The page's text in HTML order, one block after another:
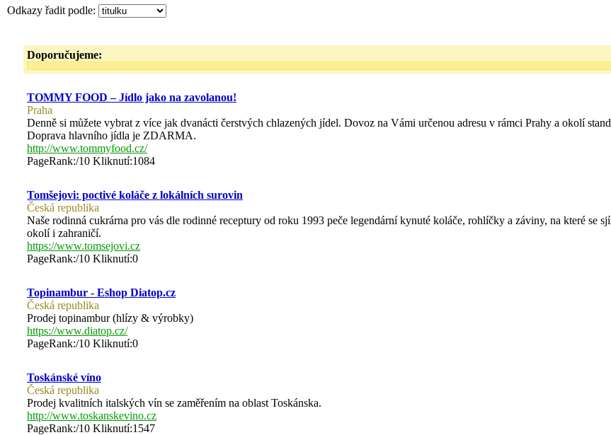
Odkazy řadit podle:
Doporučujeme:
TOMMY FOOD – Jídlo jako na zavolanou!
Praha
Denně si můžete vybrat z více jak dvanácti čerstvých chlazených jídel. Dovoz na Vámi určenou adresu v rámci Prahy a okolí
Doprava hlavního jídla je ZDARMA.
http://www.tommyfood.cz/
PageRank:/10 Kliknutí:1084
Tomšejovi: poctivé koláče z lokálních surovin
Česká republika
Naše rodinná cukrárna pro vás dle rodinné receptury od roku 1993 peče legendární kynuté koláče, rohlíčky a záviny, na které se
okolí i zahraničí.
https://www.tomsejovi.cz
PageRank:/10 Kliknutí:0
Topinambur - Eshop Diatop.cz
Česká republika
Prodej topinambur (hlízy & výrobky)
https://www.diatop.cz/
PageRank:/10 Kliknutí:0
Toskánské víno
Česká republika
Prodej kvalitních italských vín se zaměřením na oblast Toskánska.
http://www.toskanskevino.cz
PageRank:/10 Kliknutí:1547